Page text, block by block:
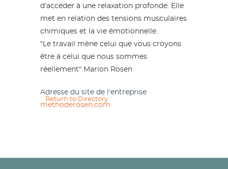
Return to Directory
d'accéder à une relaxation profonde. Elle
met en relation des tensions musculaires
chimiques et la vie émotionnelle.
"Le travail mène celui que vous croyons
être à celui que nous sommes
réellement" Marion Rosen
Adresse du site de l'entreprise
methoderosen.com